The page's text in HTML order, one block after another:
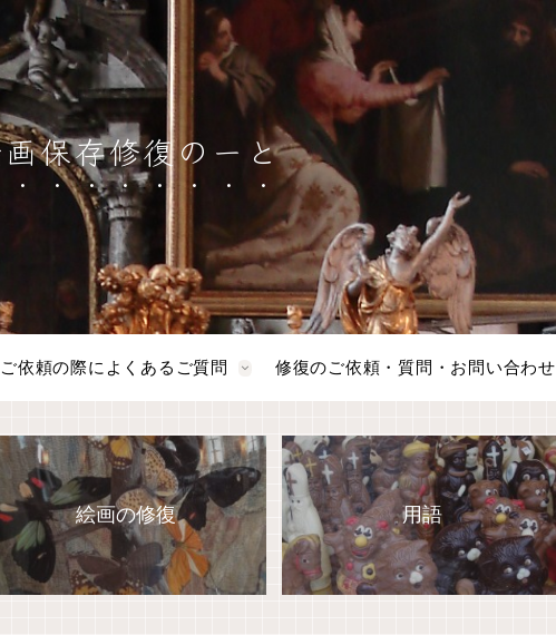
保存修復のーと
依頼の際によくあるご質問 修復のご依頼・質問・お問い合わせ
絵画の修復 用語